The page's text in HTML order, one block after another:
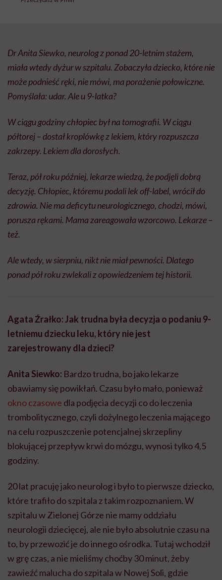
Dr Anita Siewko, neurolog z ponad 20-letnim stażem,
miała wtedy dyżur w szpitalu. Zobaczyła dziecko, które nie
może podnieść ręki, nie mówi, ma porażenie połowiczne.
Pomyślała: udar. Ale u 9-latka?
W ciągu godziny chłopiec był na tomografii. W ciągu
półtorej – dostał kroplówkę z lekiem, który rozpuszcza
zakrzepy. Lekiem dla dorosłych.
Teraz, pół roku później, lekarze wiedzą, że podjęli dobrą
decyzję. Chłopiec, któremu podali lek off-label, wrócił do
zdrowia. Nie ma deficytu neurologicznego, chodzi, mówi,
porusza rękami. Mama zareagowała wzorcowo. Lekarze –
też.
Ale wtedy, w sierpniu, nikt nie miał pewności. Dlatego
ponad pół roku zwlekali z opowiedzeniem tej historii.
Agata Źrałko: Jak trudna była decyzja o podaniu 9-
letniemu dziecku leku, który nie jest
zarejestrowany dla dzieci?
Anita Siewko: Bardzo trudna, bo jako lekarze
obawiamy się powikłań. Czasu było mało, ponieważ
okno czasowe dla podjęcia decyzji co do leczenia
trombolitycznego, czyli dożylnego leczenia mającego
na celu rozpuszczenie potencjalnej skrzepliny
blokującej przepływ krwi do mózgu, wynosi tylko 4,5
godziny.
20 lat pracuję jako neurolog i było to pierwsze dziecko,
które trafiło do szpitala z takim rozpoznaniem. W
szpitalu w Zielonej Górze nie mamy oddziału
neurologii dziecięcej, ale nie było absolutnie czasu na
to, by przewozić je do innego ośrodka. Tutaj wchodził
w grę czas, a nie mieliśmy choćby 30 minut, żeby
zawieźć malucha do szpitala w Nowej Soli, gdzie